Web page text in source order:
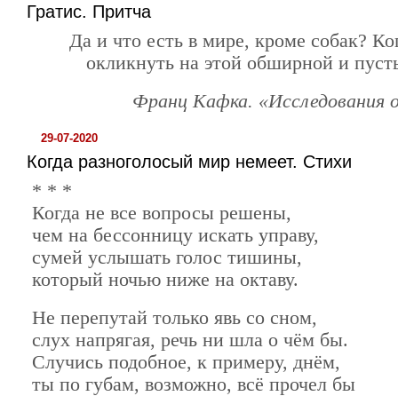
Гратис. Притча
Да и что есть в мире, кроме собак?
окликнуть на этой обширной и
Франц Кафка. «Исследования
29-07-2020
Когда разноголосый мир немеет. Стихи
* * *
Когда не все вопросы решены,
чем на бессонницу искать управу,
сумей услышать голос тишины,
который ночью ниже на октаву.
Не перепутай только явь со сном,
слух напрягая, речь ни шла о чём бы.
Случись подобное, к примеру, днём,
ты по губам, возможно, всё прочел бы